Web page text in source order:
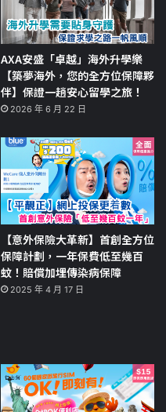
AXA安盛「卓越」海外升學樂
【築夢海外，您的全方位保障夥
伴】保證一趟安心留學之旅！
2026 年 6 月 22 日
【意外保險大革新】首創全方位
保障計劃，一年保費低至幾百
蚊！賠償加埋傳染病保障
2025 年 4 月 17 日